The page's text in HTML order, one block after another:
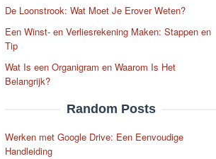
De Loonstrook: Wat Moet Je Erover Weten?
Een Winst- en Verliesrekening Maken: Stappen en
Tip
Wat Is een Organigram en Waarom Is Het
Belangrijk?
Random Posts
Werken met Google Drive: Een Eenvoudige
Handleiding